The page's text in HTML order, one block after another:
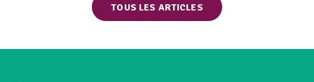
TOUS LES ARTICLES